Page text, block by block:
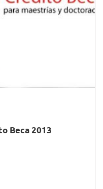
Beca 2013